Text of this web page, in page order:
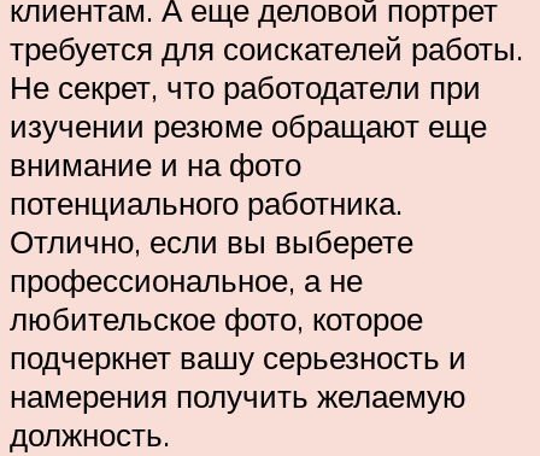
клиентам. А еще деловой портрет
требуется для соискателей работы.
Не секрет, что работодатели при
изучении резюме обращают еще
внимание и на фото
потенциального работника.
Отлично, если вы выберете
профессиональное, а не
любительское фото, которое
подчеркнет вашу серьезность и
намерения получить желаемую
должность.